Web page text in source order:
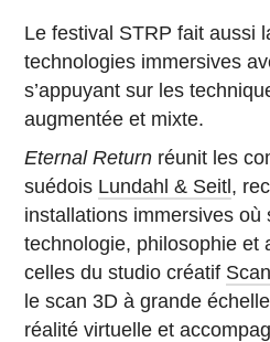
Le festival STRP fait aussi
technologies immersives
s’appuyant sur les
augmentée et mixte.
Eternal Return réunit les
suédois Lundahl & Seitl,
installations immersives où
technologie, philosophie et
celles du studio créatif
le scan 3D à grande
réalité virtuelle et